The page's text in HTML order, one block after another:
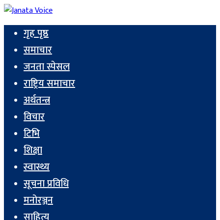
गृह पृष्ठ
समाचार
जनता स्पेसल
राष्ट्रिय समाचार
अर्थतन्त्र
विचार
टिभि
शिक्षा
स्वास्थ्य
सूचना प्रविधि
मनोरञ्जन